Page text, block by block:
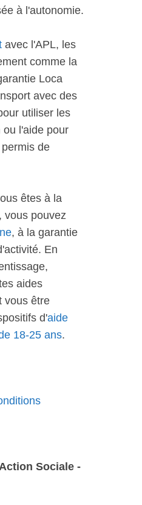
à l'autonomie.
avec l'APL, les
comme la
Loca
avec des
utiliser les
ou l'aide pour
de
êtes à la
vous pouvez
, à la garantie
En
aides
vous être
d'aide
18-25 ans.
Sociale -